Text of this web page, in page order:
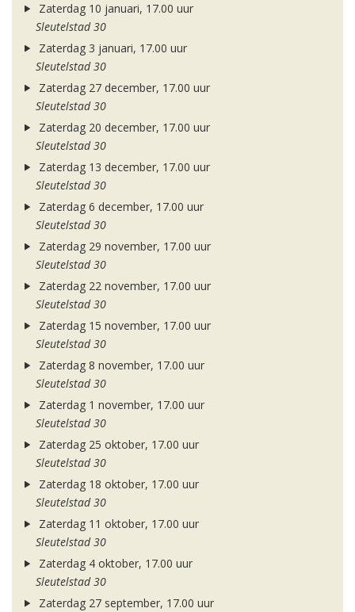
Zaterdag 10 januari, 17.00 uur
Sleutelstad 30
Zaterdag 3 januari, 17.00 uur
Sleutelstad 30
Zaterdag 27 december, 17.00 uur
Sleutelstad 30
Zaterdag 20 december, 17.00 uur
Sleutelstad 30
Zaterdag 13 december, 17.00 uur
Sleutelstad 30
Zaterdag 6 december, 17.00 uur
Sleutelstad 30
Zaterdag 29 november, 17.00 uur
Sleutelstad 30
Zaterdag 22 november, 17.00 uur
Sleutelstad 30
Zaterdag 15 november, 17.00 uur
Sleutelstad 30
Zaterdag 8 november, 17.00 uur
Sleutelstad 30
Zaterdag 1 november, 17.00 uur
Sleutelstad 30
Zaterdag 25 oktober, 17.00 uur
Sleutelstad 30
Zaterdag 18 oktober, 17.00 uur
Sleutelstad 30
Zaterdag 11 oktober, 17.00 uur
Sleutelstad 30
Zaterdag 4 oktober, 17.00 uur
Sleutelstad 30
Zaterdag 27 september, 17.00 uur